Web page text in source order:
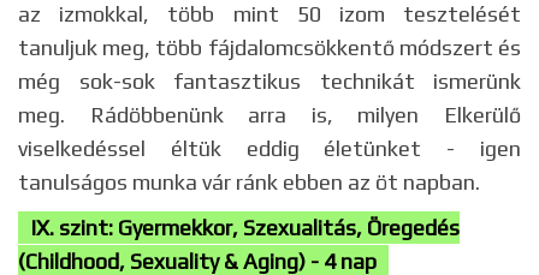
az izmokkal, több mint 50 izom tesztelését
tanuljuk meg, több fájdalomcsökkentő módszert és
még sok-sok fantasztikus technikát ismerünk
meg. Rádöbbenünk arra is, milyen Elkerülő
viselkedéssel éltük eddig életünket - igen
tanulságos munka vár ránk ebben az öt napban.
IX. szint: Gyermekkor, Szexualitás, Öregedés
(Childhood, Sexuality & Aging) - 4 nap